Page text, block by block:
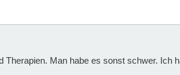
Therapien. Man habe es sonst schwer. Ich